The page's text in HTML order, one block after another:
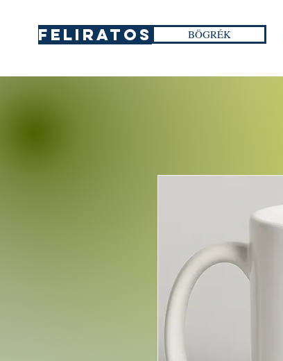
FELIRATOS BÖGRÉK